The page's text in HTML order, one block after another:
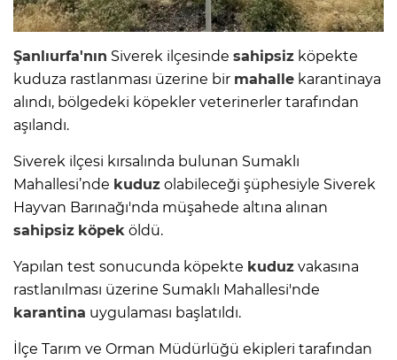
Şanlıurfa'nın Siverek ilçesinde sahipsiz köpekte
kuduza rastlanması üzerine bir mahalle karantinaya
alındı, bölgedeki köpekler veterinerler tarafından
aşılandı.
Siverek ilçesi kırsalında bulunan Sumaklı
Mahallesi’nde kuduz olabileceği şüphesiyle Siverek
Hayvan Barınağı'nda müşahede altına alınan
sahipsiz köpek öldü.
Yapılan test sonucunda köpekte kuduz vakasına
rastlanılması üzerine Sumaklı Mahallesi'nde
karantina uygulaması başlatıldı.
İlçe Tarım ve Orman Müdürlüğü ekipleri tarafından